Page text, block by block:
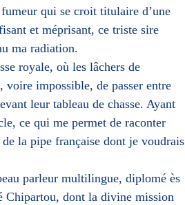
qui se croit titulaire d’une
et méprisant, ce triste sire
ma radiation.
royale, où les lâchers de
impossible, de passer entre
leur tableau de chasse. Ayant
ce qui me permet de raconter
la pipe française dont je voudrais
parleur multilingue, diplomé ès
Chipartou, dont la divine mission